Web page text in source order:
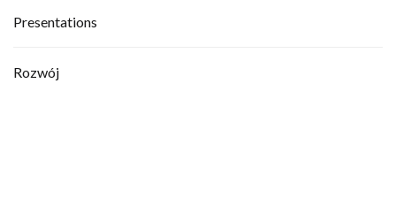
Presentations
Rozwój